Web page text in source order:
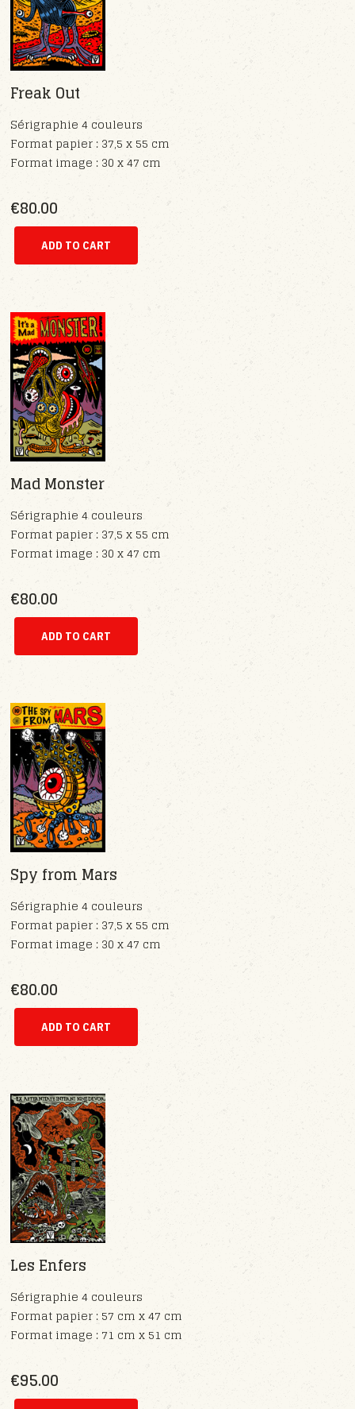
Freak Out
Sérigraphie 4 couleurs
Format papier : 37,5 x 55 cm
Format image : 30 x 47 cm
€80.00
Mad Monster
Sérigraphie 4 couleurs
Format papier : 37,5 x 55 cm
Format image : 30 x 47 cm
€80.00
Spy from Mars
Sérigraphie 4 couleurs
Format papier : 37,5 x 55 cm
Format image : 30 x 47 cm
€80.00
Les Enfers
Sérigraphie 4 couleurs
Format papier : 57 cm x 47 cm
Format image : 71 cm x 51 cm
€95.00